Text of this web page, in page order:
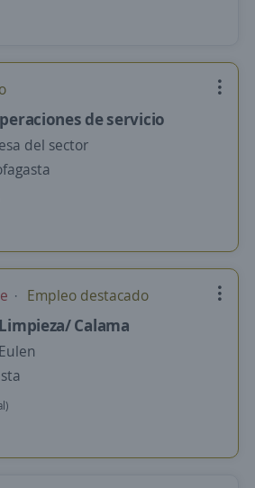
de servicio
del sector
Empleo destacado
Calama